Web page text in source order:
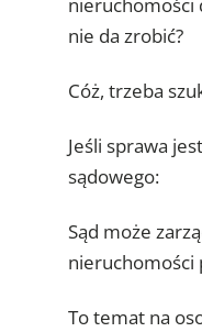
nie da zrobić?
Cóż, trzeba
Jeśli sprawa
sądowego:
Sąd może
nieruchomości
To temat na